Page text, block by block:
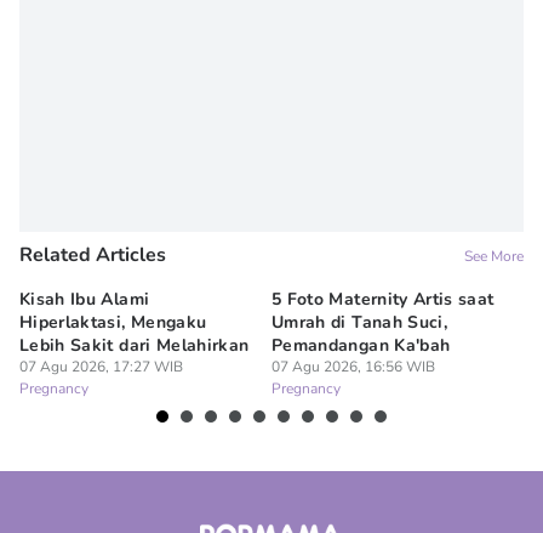
Related Articles See More
Kisah Ibu Alami
Hiperlaktasi, Mengaku
Lebih Sakit dari Melahirkan
07 Agu 2026, 17:27 WIB
Pregnancy
5 Foto Maternity Artis saat
Umrah di Tanah Suci,
Pemandangan Ka'bah
07 Agu 2026, 16:56 WIB
Pregnancy